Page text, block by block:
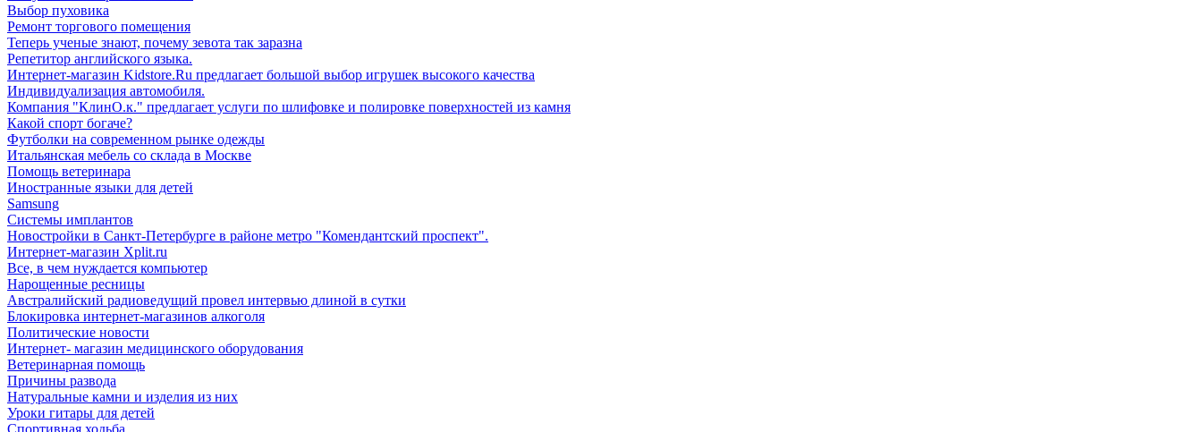
Выбор пуховика
Ремонт торгового помещения
Теперь ученые знают, почему зевота так заразна
Репетитор английского языка.
Интернет-магазин Kidstore.Ru предлагает большой выбор игрушек высокого качества
Индивидуализация автомобиля.
Компания "КлинО.к." предлагает услуги по шлифовке и полировке поверхностей из камня
Какой спорт богаче?
Футболки на современном рынке одежды
Итальянская мебель со склада в Москве
Помощь ветеринара
Иностранные языки для детей
Samsung
Системы имплантов
Новостройки в Санкт-Петербурге в районе метро "Комендантский проспект".
Интернет-магазин Xplit.ru
Все, в чем нуждается компьютер
Нарощенные ресницы
Австралийский радиоведущий провел интервью длиной в сутки
Блокировка интернет-магазинов алкоголя
Политические новости
Интернет- магазин медицинского оборудования
Ветеринарная помощь
Причины развода
Натуральные камни и изделия из них
Уроки гитары для детей
Спортивная ходьба